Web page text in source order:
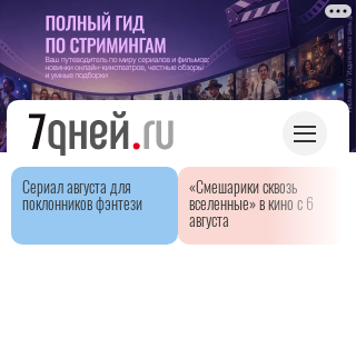
Сериал августа для
поклонников фэнтези
«Смешарики сквозь
вселенные» в кино с 6
августа